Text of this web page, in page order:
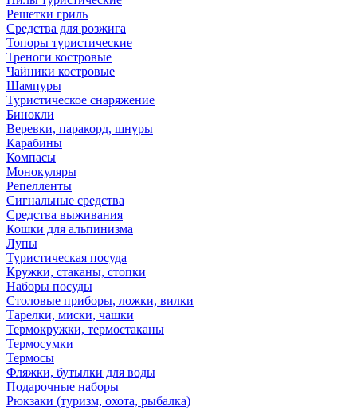
Решетки гриль
Средства для розжига
Топоры туристические
Треноги костровые
Чайники костровые
Шампуры
Туристическое снаряжение
Бинокли
Веревки, паракорд, шнуры
Карабины
Компасы
Монокуляры
Репелленты
Сигнальные средства
Средства выживания
Кошки для альпинизма
Лупы
Туристическая посуда
Кружки, стаканы, стопки
Наборы посуды
Столовые приборы, ложки, вилки
Тарелки, миски, чашки
Термокружки, термостаканы
Термосумки
Термосы
Фляжки, бутылки для воды
Подарочные наборы
Рюкзаки (туризм, охота, рыбалка)